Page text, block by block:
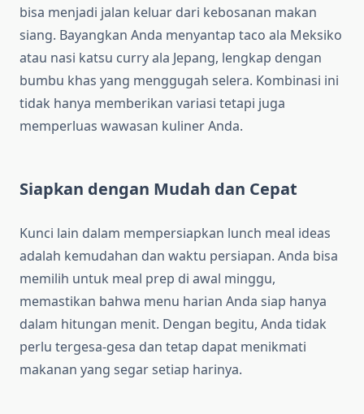
bisa menjadi jalan keluar dari kebosanan makan
siang. Bayangkan Anda menyantap taco ala Meksiko
atau nasi katsu curry ala Jepang, lengkap dengan
bumbu khas yang menggugah selera. Kombinasi ini
tidak hanya memberikan variasi tetapi juga
memperluas wawasan kuliner Anda.
Siapkan dengan Mudah dan Cepat
Kunci lain dalam mempersiapkan lunch meal ideas
adalah kemudahan dan waktu persiapan. Anda bisa
memilih untuk meal prep di awal minggu,
memastikan bahwa menu harian Anda siap hanya
dalam hitungan menit. Dengan begitu, Anda tidak
perlu tergesa-gesa dan tetap dapat menikmati
makanan yang segar setiap harinya.